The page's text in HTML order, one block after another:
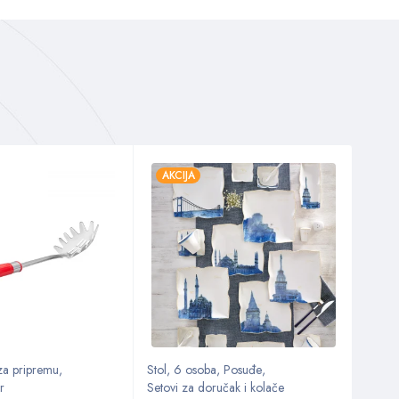
pripremu,
AKCIJA
Stol, 6 osoba, Posuđe,
Setovi za doručak i kolače